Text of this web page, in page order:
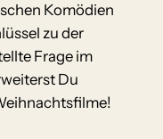
Komödien
zu der
Frage im
Du